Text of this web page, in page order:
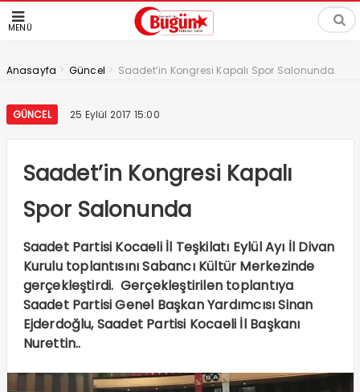
MENÜ
Anasayfa > Güncel > Saadet’in Kongresi Kapalı Spor Salonunda
GÜNCEL 25 Eylül 2017 15:00
Saadet’in Kongresi Kapalı
Spor Salonunda
Saadet Partisi Kocaeli İl Teşkilatı Eylül Ayı İl Divan
Kurulu toplantısını Sabancı Kültür Merkezinde
gerçekleştirdi. Gerçekleştirilen toplantıya
Saadet Partisi Genel Başkan Yardımcısı Sinan
Ejderdoğlu, Saadet Partisi Kocaeli İl Başkanı
Nurettin..